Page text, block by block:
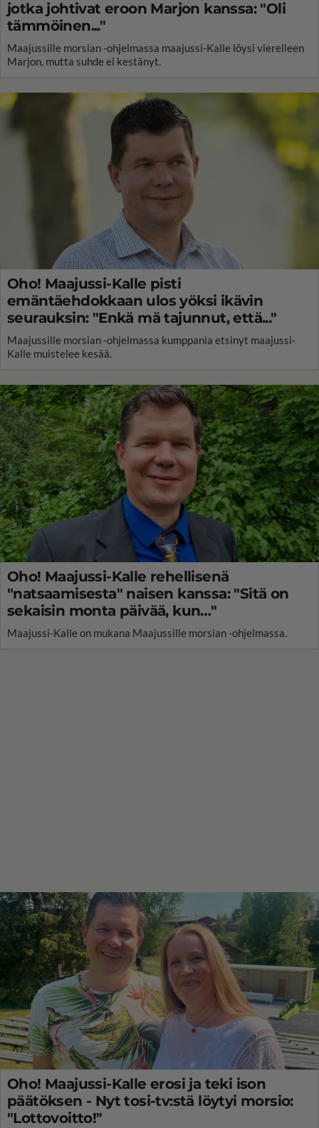
jotka johtivat eroon Marjon kanssa: "Oli
tämmöinen..."
Maajussille morsian -ohjelmassa maajussi-Kalle löysi vierelleen
Marjon, mutta suhde ei kestänyt.
Oho! Maajussi-Kalle pisti
emäntäehdokkaan ulos yöksi ikävin
seurauksin: "Enkä mä tajunnut, että..."
Maajussille morsian -ohjelmassa kumppania etsinyt maajussi-
Kalle muistelee kesää.
Oho! Maajussi-Kalle rehellisenä
"natsaamisesta" naisen kanssa: "Sitä on
sekaisin monta päivää, kun…"
Maajussi-Kalle on mukana Maajussille morsian -ohjelmassa.
Oho! Maajussi-Kalle erosi ja teki ison
päätöksen - Nyt tosi-tv:stä löytyi morsio:
"Lottovoitto!"